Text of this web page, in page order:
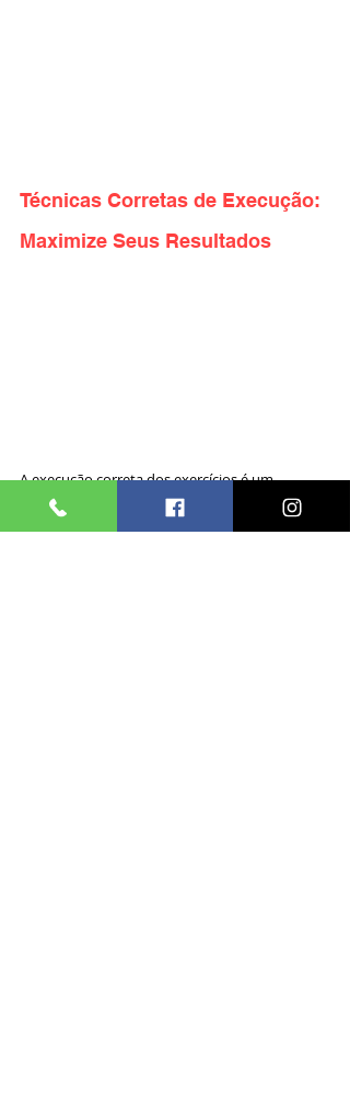
Técnicas Corretas de Execução:
Maximize Seus Resultados
A execução correta dos exercícios é um
aspecto fundamental da musculação que
muitas vezes é subestimado, especialmente